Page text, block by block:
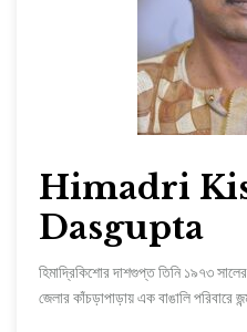
Himadri
Dasgupta
হিমাদ্রিকিশোর দাশগুপ্ত তিনি ১৯৭৩
জেলার কাঁচড়াপাড়ায় এক বাঙালি পরিবারে